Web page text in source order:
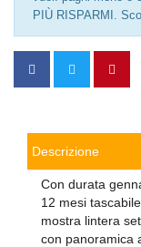
PIÙ RISPARMI.
Descrizione
Con durata
12 mesi
mostra lintera
con panoramica